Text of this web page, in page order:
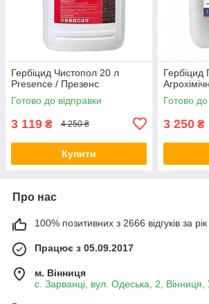
Гербіцид Чистопол 20 л
Presence / Презенс
Готово до відправки
3 119 ₴ 4 250 ₴
Купити
Гербіцид
Готово до
3 250 ₴
Про нас
100% позитивних з 2666 відгуків за рік
Працює з 05.09.2017
м. Вінниця
с. Зарванці, вул. Одеська, 2, Вінниця,